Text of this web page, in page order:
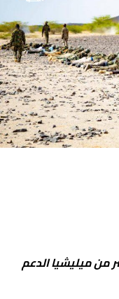
من ميليشيا الدعم